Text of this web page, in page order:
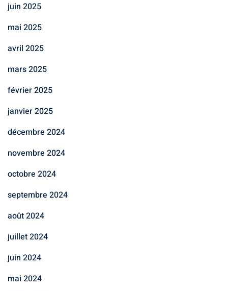
juin 2025
mai 2025
avril 2025
mars 2025
février 2025
janvier 2025
décembre 2024
novembre 2024
octobre 2024
septembre 2024
août 2024
juillet 2024
juin 2024
mai 2024